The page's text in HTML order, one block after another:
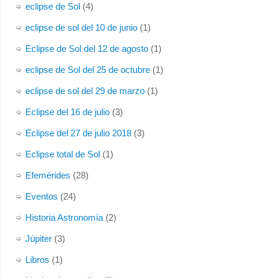
eclipse de Sol(4)
eclipse de sol del 10 de junio(1)
Eclipse de Sol del 12 de agosto(1)
eclipse de Sol del 25 de octubre(1)
eclipse de sol del 29 de marzo(1)
Eclipse del 16 de julio(3)
Eclipse del 27 de julio 2018(3)
Eclipse total de Sol(1)
Efemérides (28)
Eventos (24)
Historia Astronomía(2)
Júpiter(3)
Libros (1)